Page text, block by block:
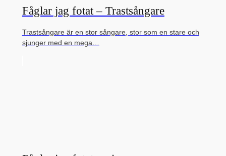
Fåglar jag fotat – Trastsångare
Trastsångare är en stor sångare, stor som en stare och
sjunger med en mega…